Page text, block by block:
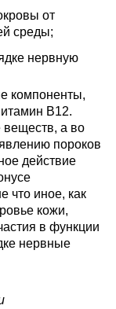
от
среды;
нервную
компоненты,
В12.
веществ, а во
пороков
действие
что иное, как
кожи,
в функции
нервные